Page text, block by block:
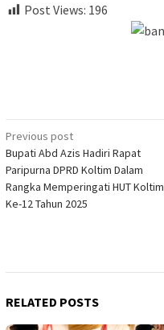
Post Views: 196
Post
navigation
Previous post
Bupati Abd Azis Hadiri Rapat
Paripurna DPRD Koltim Dalam
Rangka Memperingati HUT Koltim
Ke-12 Tahun 2025
RELATED POSTS